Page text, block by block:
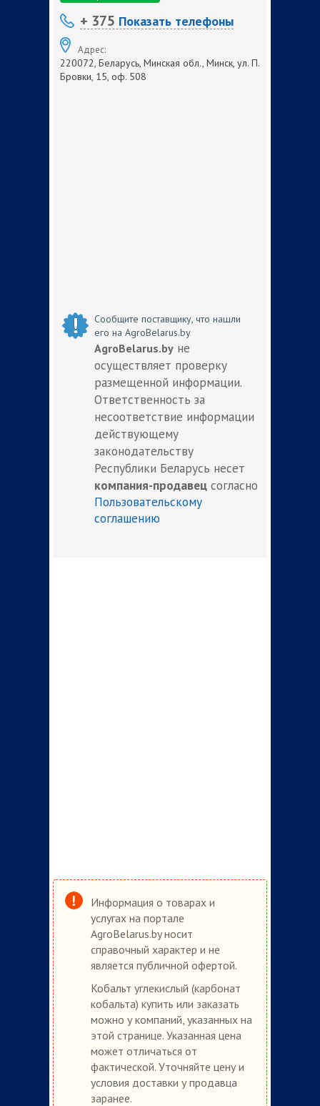
+ 375 Показать телефоны
Адрес:
220072, Беларусь, Минская обл., Минск, ул. П.
Бровки, 15, оф. 508
Сообщите поставщику, что нашли
его на AgroBelarus.by
AgroBelarus.by не
осуществляет проверку
размещенной информации.
Ответственность за
несоответствие информации
действующему
законодательству
Республики Беларусь несет
компания-продавец согласно
Пользовательскому
соглашению
Информация о товарах и
услугах на портале
AgroBelarus.by носит
справочный характер и не
является публичной офертой.
Кобальт углекислый (карбонат
кобальта) купить или заказать
можно у компаний, указанных на
этой странице. Указанная цена
может отличаться от
фактической. Уточняйте цену и
условия доставки у продавца
заранее.